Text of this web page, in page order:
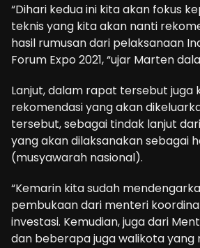
“Dihari kedua ini kita akan fokus
teknis yang kita akan nanti
hasil rumusan dari pelaksanaan
Forum Expo 2021, “ujar Marten
Lanjut, dalam rapat tersebut juga
rekomendasi yang akan
tersebut, sebagai tindak lanjut
yang akan dilaksanakan sebagai
(musyawarah nasional).
“Kemarin kita sudah
pembukaan dari menteri
investasi. Kemudian, juga dari
dan beberapa juga walikota yang